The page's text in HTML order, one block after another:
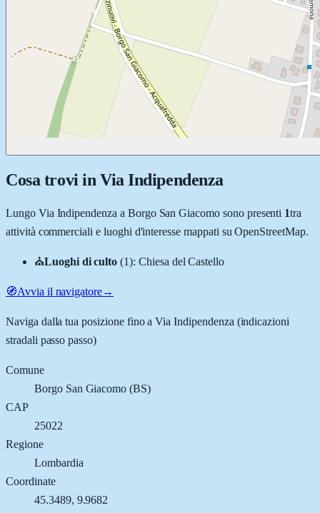
Cosa trovi in Via Indipendenza
Lungo Via Indipendenza a Borgo San Giacomo sono presenti 1tra
attività commerciali e luoghi d'interesse mappati su OpenStreetMap.
⛪Luoghi di culto (1): Chiesa del Castello
🧭Avvia il navigatore→
Naviga dalla tua posizione fino aVia Indipendenza (indicazioni
stradali passo passo)
Comune
Borgo San Giacomo (BS)
CAP
25022
Regione
Lombardia
Coordinate
45.3489, 9.9682